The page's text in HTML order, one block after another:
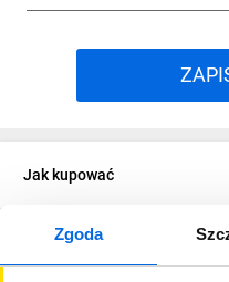
Zgoda
Jak kupować
O firmie